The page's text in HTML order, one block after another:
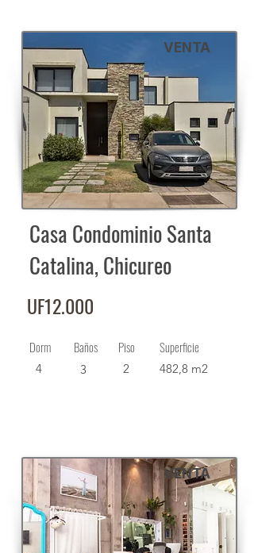
VENTA
Casa Condominio Santa
Catalina, Chicureo
UF12.000
Dorm
4
Baños
3
Piso
2
Superficie
482,8 m2
VENTA